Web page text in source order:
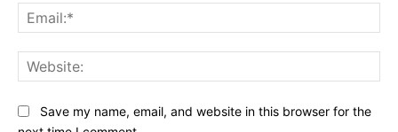
Save my name, email, and website in this browser for the